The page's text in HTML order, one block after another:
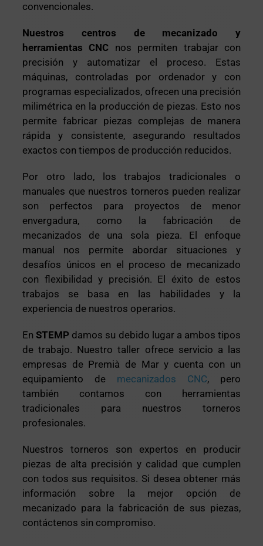
convencionales.
Nuestros centros de mecanizado y
herramientas CNC nos permiten trabajar con
precisión y automatizar el proceso. Estas
máquinas, controladas por ordenador y con
programas especializados, ofrecen una precisión
milimétrica en la producción de piezas. Esto nos
permite fabricar piezas complejas de manera
rápida y consistente, asegurando resultados
exactos con tiempos de producción reducidos.
Por otro lado, los trabajos tradicionales o
manuales que nuestros torneros pueden realizar
son perfectos para proyectos de menor
envergadura, como la fabricación de
mecanizados de una sola pieza. El enfoque
manual nos permite abordar situaciones y
desafíos únicos en el proceso de mecanizado
con flexibilidad y precisión. El éxito de estos
trabajos se basa en las habilidades y la
experiencia de nuestros operarios.
EnSTEMP damos su debido lugar a ambos tipos
de trabajo. Nuestro taller ofrece servicio a las
empresas de Premià de Mar y cuenta con un
equipamiento de mecanizados CNC, pero
también contamos con herramientas
tradicionales para nuestros torneros
profesionales.
Nuestros torneros son expertos en producir
piezas de alta precisión y calidad que cumplen
con todos sus requisitos. Si desea obtener más
información sobre la mejor opción de
mecanizado para la fabricación de sus piezas,
contáctenos sin compromiso.